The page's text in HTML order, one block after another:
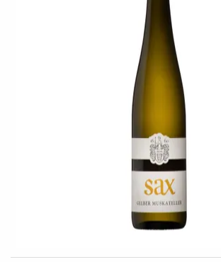
Skip to the beginning of the images gallery